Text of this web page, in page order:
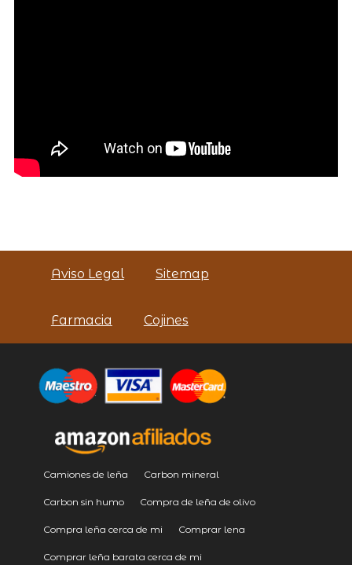
Aviso Legal Sitemap
Farmacia Cojines
Camiones de leña Carbon mineral
Carbon sin humo Compra de leña de olivo
Compra leña cerca de mi Comprar lena
Comprar leña barata cerca de mi